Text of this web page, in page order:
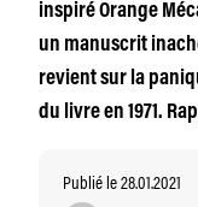
inspiré Orange
un manuscrit
revient sur la
du livre en 1971.
Publié le 28.01.2021